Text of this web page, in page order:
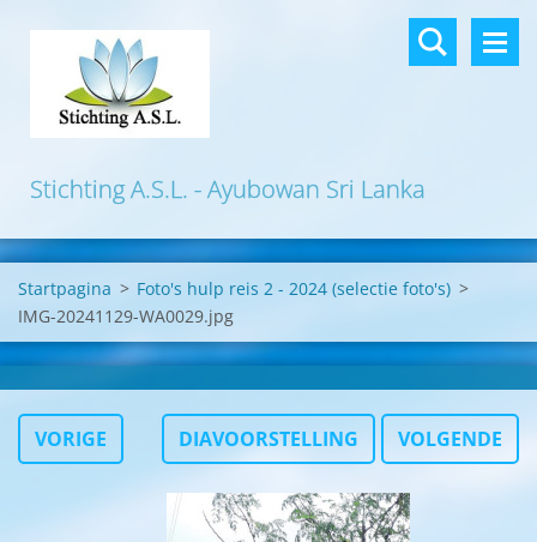
Stichting A.S.L. - Ayubowan Sri Lanka
Startpagina > Foto's hulp reis 2 - 2024 (selectie foto's) >
IMG-20241129-WA0029.jpg
VORIGE DIAVOORSTELLING VOLGENDE